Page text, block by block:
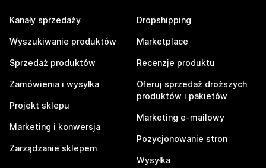
Kanały sprzedaży
Wyszukiwanie produktów
Sprzedaż produktów
Zamówienia i wysyłka
Projekt sklepu
Marketing i konwersja
Zarządzanie sklepem
Dropshipping
Marketplace
Recenzje produktu
Oferuj sprzedaż droższych
produktów i pakietów
Marketing e-mailowy
Pozycjonowanie stron
Wysyłka